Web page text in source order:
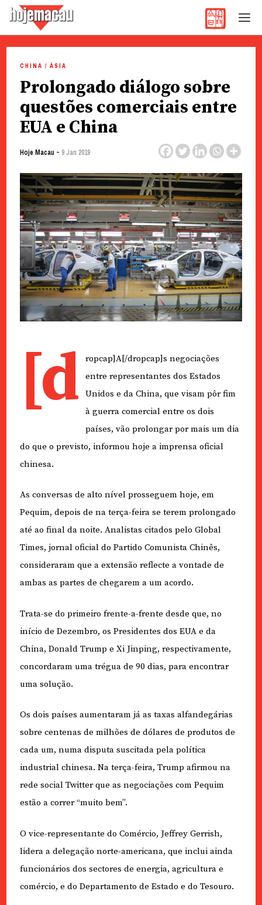
content
CHINA / ÁSIA
Prolongado diálogo sobre
questões comerciais entre
EUA e China
Hoje Macau - 9 Jan 2019
[d
ropcap]A[/dropcap]s negociações
entre representantes dos Estados
Unidos e da China, que visam pôr fim
à guerra comercial entre os dois
países, vão prolongar por mais um dia
do que o previsto, informou hoje a imprensa oficial
chinesa.
As conversas de alto nível prosseguem hoje, em
Pequim, depois de na terça-feira se terem prolongado
até ao final da noite. Analistas citados pelo Global
Times, jornal oficial do Partido Comunista Chinês,
consideraram que a extensão reflecte a vontade de
ambas as partes de chegarem a um acordo.
Trata-se do primeiro frente-a-frente desde que, no
início de Dezembro, os Presidentes dos EUA e da
China, Donald Trump e Xi Jinping, respectivamente,
concordaram uma trégua de 90 dias, para encontrar
uma solução.
Os dois países aumentaram já as taxas alfandegárias
sobre centenas de milhões de dólares de produtos de
cada um, numa disputa suscitada pela política
industrial chinesa. Na terça-feira, Trump afirmou na
rede social Twitter que as negociações com Pequim
estão a correr “muito bem”.
O vice-representante do Comércio, Jeffrey Gerrish,
lidera a delegação norte-americana, que inclui ainda
funcionários dos sectores de energia, agricultura e
comércio, e do Departamento de Estado e do Tesouro.